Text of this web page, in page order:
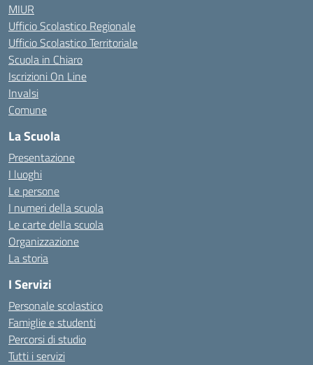
MIUR
Ufficio Scolastico Regionale
Ufficio Scolastico Territoriale
Scuola in Chiaro
Iscrizioni On Line
Invalsi
Comune
La Scuola
Presentazione
I luoghi
Le persone
I numeri della scuola
Le carte della scuola
Organizzazione
La storia
I Servizi
Personale scolastico
Famiglie e studenti
Percorsi di studio
Tutti i servizi